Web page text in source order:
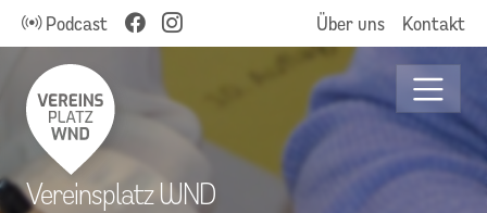
Podcast Über uns Kontakt
Vereinsplatz WND